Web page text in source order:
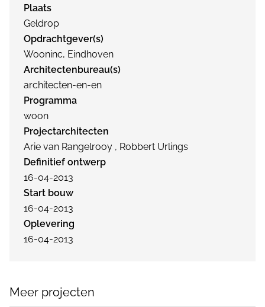
Plaats
Geldrop
Opdrachtgever(s)
Wooninc, Eindhoven
Architectenbureau(s)
architecten-en-en
Programma
woon
Projectarchitecten
Arie van Rangelrooy , Robbert Urlings
Definitief ontwerp
16-04-2013
Start bouw
16-04-2013
Oplevering
16-04-2013
Meer projecten